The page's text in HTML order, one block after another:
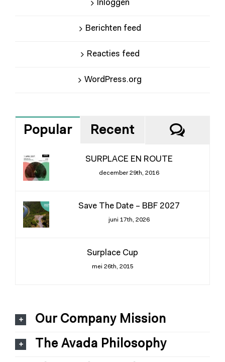
Inloggen
Berichten feed
Reacties feed
WordPress.org
Popular Recent
SURPLACE EN ROUTE
december 29th, 2016
Save The Date – BBF 2027
juni 17th, 2026
Surplace Cup
mei 26th, 2015
Our Company Mission
The Avada Philosophy